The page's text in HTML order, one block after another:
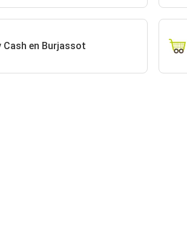
Cash en Burjassot